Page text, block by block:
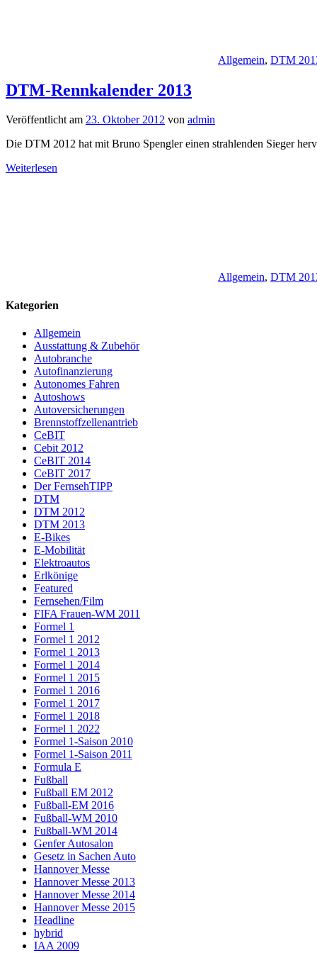
Allgemein, DTM
DTM-Rennkalender 2013
Veröffentlicht am 23. Oktober 2012 von admin
Die DTM 2012 hat mit Bruno Spengler einen strahlenden Sieger
Weiterlesen
Allgemein, DTM
Kategorien
Allgemein
Ausstattung & Zubehör
Autobranche
Autofinanzierung
Autonomes Fahren
Autoshows
Autoversicherungen
Brennstoffzellenantrieb
CeBIT
Cebit 2012
CeBIT 2014
CeBIT 2017
Der FernsehTIPP
DTM
DTM 2012
DTM 2013
E-Bikes
E-Mobilität
Elektroautos
Erlkönige
Featured
Fernsehen/Film
FIFA Frauen-WM 2011
Formel 1
Formel 1 2012
Formel 1 2013
Formel 1 2014
Formel 1 2015
Formel 1 2016
Formel 1 2017
Formel 1 2018
Formel 1 2022
Formel 1-Saison 2010
Formel 1-Saison 2011
Formula E
Fußball
Fußball EM 2012
Fußball-EM 2016
Fußball-WM 2010
Fußball-WM 2014
Genfer Autosalon
Gesetz in Sachen Auto
Hannover Messe
Hannover Messe 2013
Hannover Messe 2014
Hannover Messe 2015
Headline
hybrid
IAA 2009